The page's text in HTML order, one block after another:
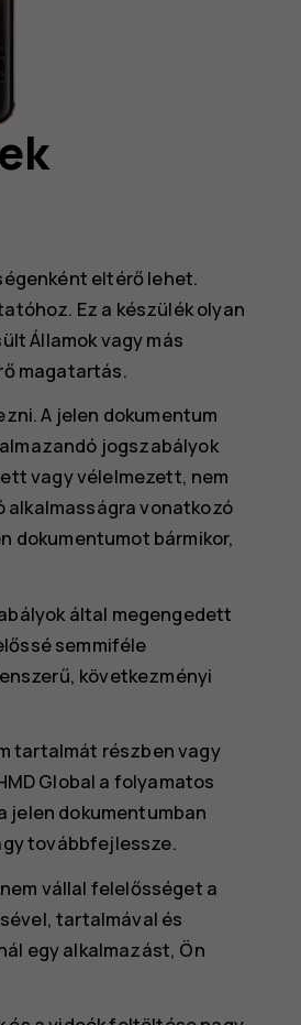
eltérő lehet.
Ez a készülék olyan
Államok vagy más
magatartás.
A jelen dokumentum
jogszabályok
vagy vélelmezett, nem
vonatkozó
dokumentumot bármikor,
által megengedett
semmiféle
következményi
tartalmát részben vagy
Global a folyamatos
jelen dokumentumban
továbbfejlessze.
vállal felelősséget a
tartalmával és
egy alkalmazást, Ön